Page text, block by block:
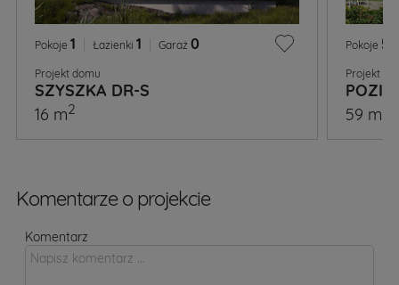
Pokoje 1 Łazienki 1 Garaż 0
Projekt domu
SZYSZKA DR-S
16 m2
Pokoje 5
Projekt
59 m
Komentarze o projekcie
Komentarz